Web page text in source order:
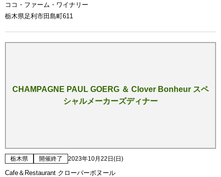
ココ・ファーム・ワイナリー
栃木県足利市田島町611
CHAMPAGNE PAUL GOERG ＆ Clover Bonheur スペ
シャルメーカーズディナー
栃木県 開催終了 2023年10月22日(日)
Cafe＆Restaurant クローバーボヌール